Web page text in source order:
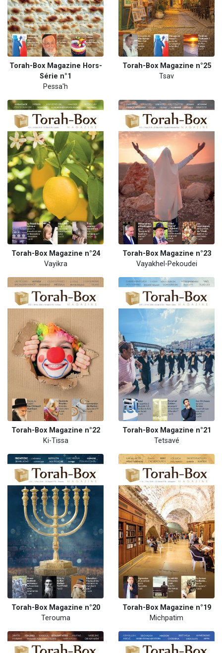
Torah-Box Magazine Hors-
Série n°1
Pessa'h
Torah-Box Magazine n°25
Tsav
Torah-Box Magazine n°24
Vayikra
Torah-Box Magazine n°23
Vayakhel-Pekoudei
Torah-Box Magazine n°22
Ki-Tissa
Torah-Box Magazine n°21
Tetsavé
Torah-Box Magazine n°20
Terouma
Torah-Box Magazine n°19
Michpatim